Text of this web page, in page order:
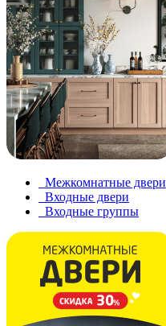
Межкомнатные двери
Входные двери
Входные группы